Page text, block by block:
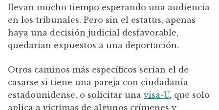
llevan mucho tiempo esperando una audiencia
en los tribunales. Pero sin el estatus, apenas
haya una decisión judicial desfavorable,
quedarían expuestos a una deportación.
Otros caminos más específicos serían el de
casarse si tiene una pareja con ciudadanía
estadounidense, o solicitar unavisa-U, que solo
aplica a víctimas de algunos crímenes y